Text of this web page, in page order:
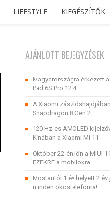
LIFESTYLE KIEGÉSZÍTŐK
AJÁNLOTT BEJEGYZÉSEK
Magyarországra érkezett
Pad 6S Pro 12.4
A Xiaomi
Snapdragon 8 Gen 2
120 Hz-es AMOLED
Kínában a Xiaomi Mi 11
Október 22-én jön a MIUI
EZEKRE a mobilokra
Mostantól 1 év helyett 2
minden okostelefonra!